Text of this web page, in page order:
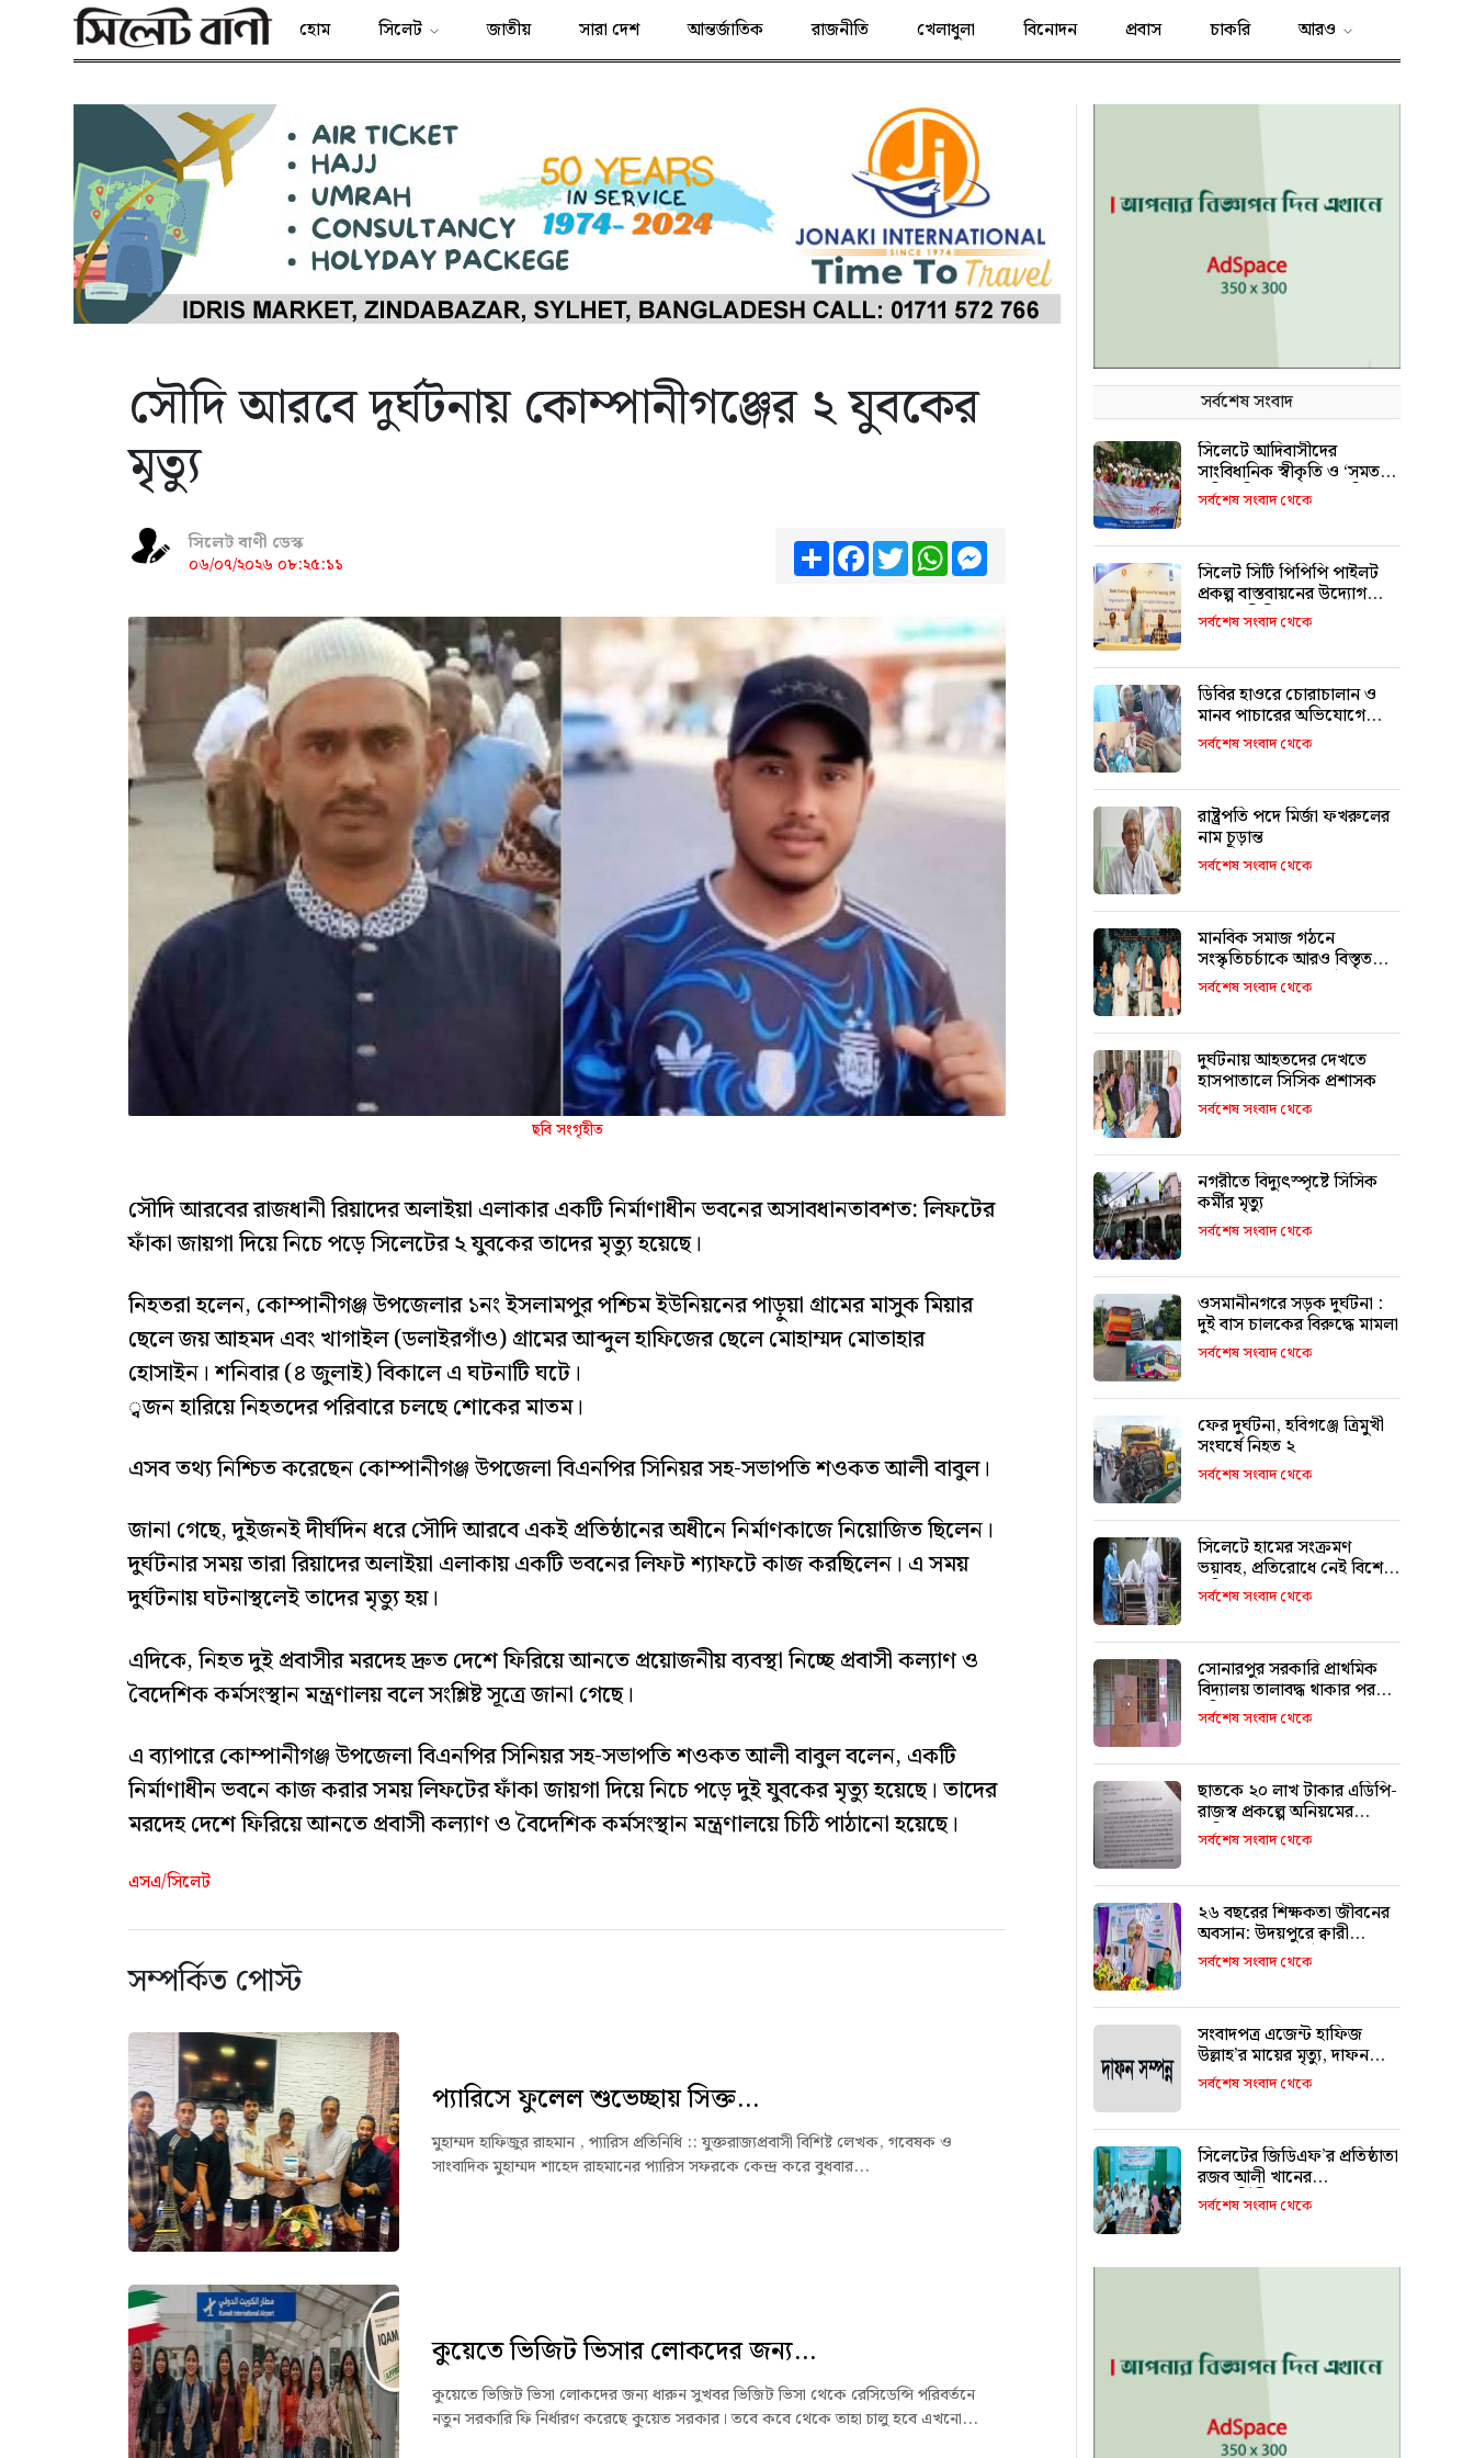
হোম সিলেট জাতীয় সারা দেশ আন্তর্জাতিক রাজনীতি খেলাধুলা বিনোদন প্রবাস চাকরি আরও
সৌদি আরবে দুর্ঘটনায় কোম্পানীগঞ্জের ২ যুবকের
মৃত্যু
সিলেট বাণী ডেস্ক
০৬/০৭/২০২৬ ০৮:২৫:১১
ShareFacebook
TwitterWhatsApp
ছবি সংগৃহীত
সৌদি আরবের রাজধানী রিয়াদের অলাইয়া এলাকার একটি নির্মাণাধীন ভবনের অসাবধানতাবশত: লিফটের
ফাঁকা জায়গা দিয়ে নিচে পড়ে সিলেটের ২ যুবকের তাদের মৃত্যু হয়েছে।
নিহতরা হলেন, কোম্পানীগঞ্জ উপজেলার ১নং ইসলামপুর পশ্চিম ইউনিয়নের পাড়ুয়া গ্রামের মাসুক মিয়ার
ছেলে জয় আহমদ এবং খাগাইল (ডলাইরগাঁও) গ্রামের আব্দুল হাফিজের ছেলে মোহাম্মদ মোতাহার
হোসাইন। শনিবার (৪ জুলাই) বিকালে এ ঘটনাটি ঘটে।
্বজন হারিয়ে নিহতদের পরিবারে চলছে শোকের মাতম।
এসব তথ্য নিশ্চিত করেছেন কোম্পানীগঞ্জ উপজেলা বিএনপির সিনিয়র সহ-সভাপতি শওকত আলী বাবুল।
জানা গেছে, দুইজনই দীর্ঘদিন ধরে সৌদি আরবে একই প্রতিষ্ঠানের অধীনে নির্মাণকাজে নিয়োজিত ছিলেন।
দুর্ঘটনার সময় তারা রিয়াদের অলাইয়া এলাকায় একটি ভবনের লিফট শ্যাফটে কাজ করছিলেন। এ সময়
দুর্ঘটনায় ঘটনাস্থলেই তাদের মৃত্যু হয়।
এদিকে, নিহত দুই প্রবাসীর মরদেহ দ্রুত দেশে ফিরিয়ে আনতে প্রয়োজনীয় ব্যবস্থা নিচ্ছে প্রবাসী কল্যাণ ও
বৈদেশিক কর্মসংস্থান মন্ত্রণালয় বলে সংশ্লিষ্ট সূত্রে জানা গেছে।
এ ব্যাপারে কোম্পানীগঞ্জ উপজেলা বিএনপির সিনিয়র সহ-সভাপতি শওকত আলী বাবুল বলেন, একটি
নির্মাণাধীন ভবনে কাজ করার সময় লিফটের ফাঁকা জায়গা দিয়ে নিচে পড়ে দুই যুবকের মৃত্যু হয়েছে। তাদের
মরদেহ দেশে ফিরিয়ে আনতে প্রবাসী কল্যাণ ও বৈদেশিক কর্মসংস্থান মন্ত্রণালয়ে চিঠি পাঠানো হয়েছে।
এসএ/সিলেট
সম্পর্কিত পোস্ট
প্যারিসে ফুলেল শুভেচ্ছায় সিক্ত...
মুহাম্মদ হাফিজুর রাহমান , প্যারিস প্রতিনিধি :: যুক্তরাজ্যপ্রবাসী বিশিষ্ট লেখক, গবেষক ও
সাংবাদিক মুহাম্মদ শাহেদ রাহমানের প্যারিস সফরকে কেন্দ্র করে বুধবার...
কুয়েতে ভিজিট ভিসার লোকদের জন্য...
কুয়েতে ভিজিট ভিসা লোকদের জন্য ধারুন সুখবর ভিজিট ভিসা থেকে রেসিডেন্সি পরিবর্তনে
নতুন সরকারি ফি নির্ধারণ করেছে কুয়েত সরকার। তবে কবে থেকে তাহা চালু হবে এখনো...
সর্বশেষ সংবাদ
সিলেটে আদিবাসীদের
সাংবিধানিক স্বীকৃতি ও ‘সমতল
ভূমি কমিশন’ গঠনের দাবি
সর্বশেষ সংবাদ থেকে
সিলেট সিটি পিপিপি পাইলট
প্রকল্প বাস্তবায়নের উদ্যোগ
নেবে : সিসিক প্রশাসক
সর্বশেষ সংবাদ থেকে
ডিবির হাওরে চোরাচালান ও
মানব পাচারের অভিযোগে
দুপক্ষের সংঘর্ষে আহত ৮
সর্বশেষ সংবাদ থেকে
রাষ্ট্রপতি পদে মির্জা ফখরুলের
নাম চূড়ান্ত
সর্বশেষ সংবাদ থেকে
মানবিক সমাজ গঠনে
সংস্কৃতিচর্চাকে আরও বিস্তৃত
করতে হবে:আব্দুল কাইয়ুম
চৌধুরী
সর্বশেষ সংবাদ থেকে
দুর্ঘটনায় আহতদের দেখতে
হাসপাতালে সিসিক প্রশাসক
সর্বশেষ সংবাদ থেকে
নগরীতে বিদ্যুৎস্পৃষ্টে সিসিক
কর্মীর মৃত্যু
সর্বশেষ সংবাদ থেকে
ওসমানীনগরে সড়ক দুর্ঘটনা :
দুই বাস চালকের বিরুদ্ধে মামলা
সর্বশেষ সংবাদ থেকে
ফের দুর্ঘটনা, হবিগঞ্জে ত্রিমুখী
সংঘর্ষে নিহত ২
সর্বশেষ সংবাদ থেকে
সিলেটে হামের সংক্রমণ
ভয়াবহ, প্রতিরোধে নেই বিশেষ
পরিকল্পনা
সর্বশেষ সংবাদ থেকে
সোনারপুর সরকারি প্রাথমিক
বিদ্যালয় তালাবদ্ধ থাকার পরও
চুরি
সর্বশেষ সংবাদ থেকে
ছাতকে ২০ লাখ টাকার এডিপি-
রাজস্ব প্রকল্পে অনিয়মের
অভিযোগ
সর্বশেষ সংবাদ থেকে
২৬ বছরের শিক্ষকতা জীবনের
অবসান: উদয়পুরে ক্বারী
মাওলানা ফখরুল ইসলামকে
আবেগঘন বিদায়
সর্বশেষ সংবাদ থেকে
সংবাদপত্র এজেন্ট হাফিজ
উল্লাহ’র মায়ের মৃত্যু, দাফন
সম্পন্ন
সর্বশেষ সংবাদ থেকে
সিলেটের জিডিএফ’র প্রতিষ্ঠাতা
রজব আলী খানের
মৃত্যুবার্ষিকীতে আলোচনা সভা
ও দোয়া মাহফিল অনুষ্ঠিত
সর্বশেষ সংবাদ থেকে